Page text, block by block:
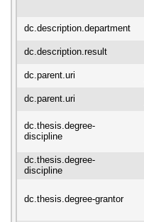
dc.description.department
dc.description.result
dc.parent.uri
dc.parent.uri
dc.thesis.degree-
discipline
dc.thesis.degree-
discipline
dc.thesis.degree-grantor